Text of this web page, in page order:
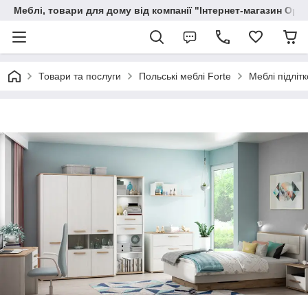
Меблі, товари для дому від компанії "Інтернет-магазин
Товари та послуги Польські меблі Forte Меблі